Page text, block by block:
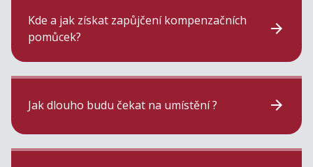
Kde a jak získat zapůjčení kompenzačních
pomůcek?
Jak dlouho budu čekat na umístění ?